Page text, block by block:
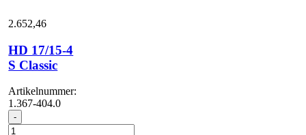
2.652,46
HD 17/15-4
S Classic
Artikelnummer:
1.367-404.0
- HD
17/15-